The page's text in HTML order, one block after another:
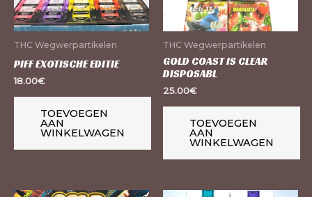
THC Wegwerpartikelen
PIFF EXOTISCHE EDITIE
18.00€
TOEVOEGEN
AAN
WINKELWAGEN
THC Wegwerpartikelen
GOLD COAST IS CLEAR
DISPOSABL
25.00€
TOEVOEGEN
AAN
WINKELWAGEN